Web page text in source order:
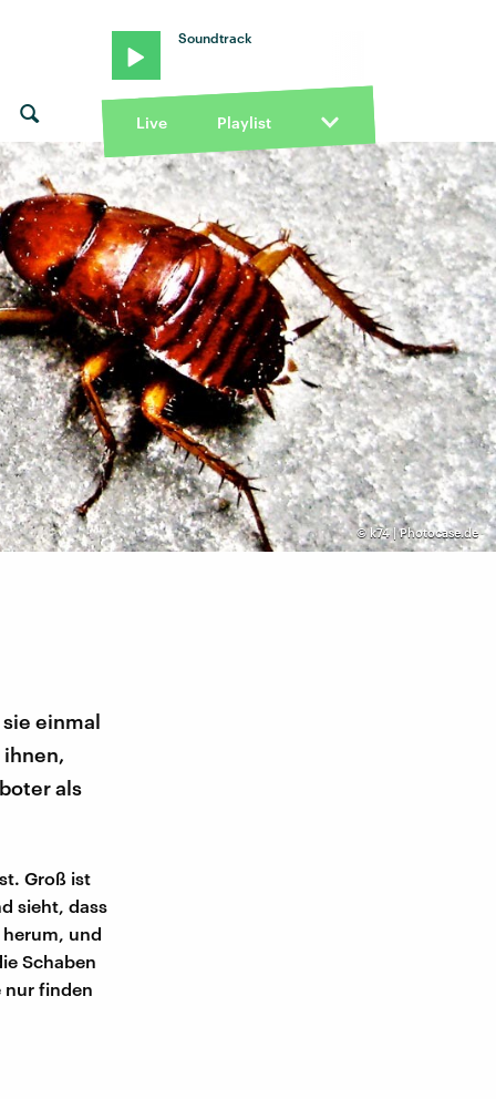
Soundtrack
Live Playlist
©k74 | Photocase.de
einmal
als
Groß ist
sieht, dass
und
Schaben
nur finden